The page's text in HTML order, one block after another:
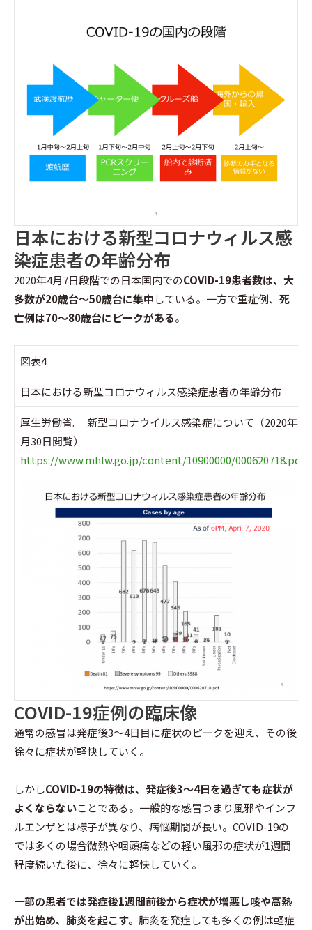
日本における新型コロナウィルス感
染症患者の年齢分布
2020年4月7日段階での日本国内でのCOVID-19患者数は、大
多数が20歳台～50歳台に集中している。一方で重症例、 死
亡例は70～80歳台にピークがある。
図表4
日本における新型コロナウィルス感染症患者の年齢分布
厚生労働省. 新型コロナウイルス感染症について（2020年4
月30日閲覧）
https://www.mhlw.go.jp/content/10900000/000620718.pdf
COVID-19症例の臨床像
通常の感冒は発症後3～4日目に症状のピークを迎え、その後
徐々に症状が軽快していく。
しかしCOVID-19の特徴は、発症後3～4日を過ぎても症状が
よくならないことである。一般的な感冒つまり風邪やインフ
ルエンザとは様子が異なり、病悩期間が長い。COVID-19の
では多くの場合微熱や咽頭痛などの軽い風邪の症状が1週間
程度続いた後に、徐々に軽快していく。
一部の患者では発症後1週間前後から症状が増悪し咳や高熱
が出始め、肺炎を起こす。 肺炎を発症しても多くの例は軽症